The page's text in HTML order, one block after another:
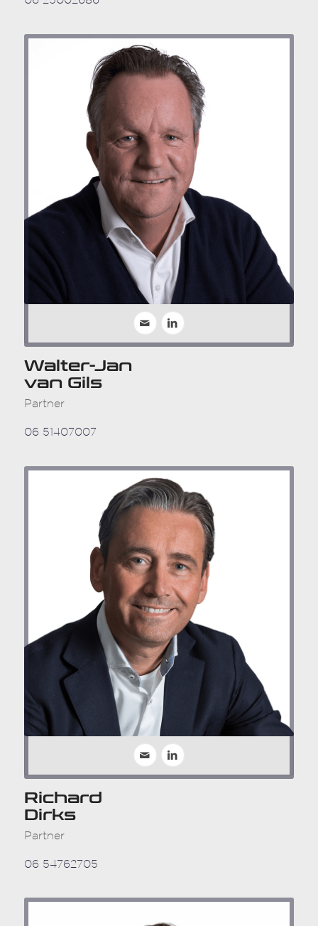
Walter-Jan
van Gils
Partner
06 51407007
Richard
Dirks
Partner
06 54762705